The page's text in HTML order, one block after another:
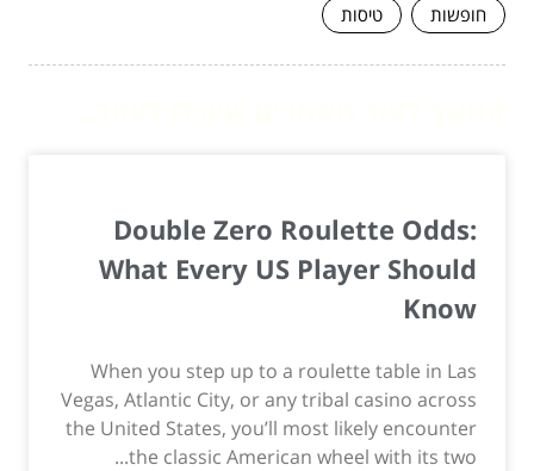
חופשות
טיסות
Double Zero Roulette Odds:
What Every US Player Should
Know
When you step up to a roulette table in Las
Vegas, Atlantic City, or any tribal casino across
the United States, you’ll most likely encounter
the classic American wheel with its two...